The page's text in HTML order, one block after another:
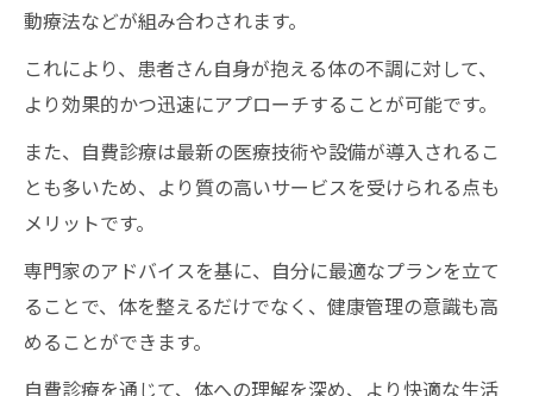
動療法などが組み合わされます。
これにより、患者さん自身が抱える体の不調に対して、
より効果的かつ迅速にアプローチすることが可能です。
また、自費診療は最新の医療技術や設備が導入されるこ
とも多いため、より質の高いサービスを受けられる点も
メリットです。
専門家のアドバイスを基に、自分に最適なプランを立て
ることで、体を整えるだけでなく、健康管理の意識も高
めることができます。
自費診療を通じて、体への理解を深め、より快適な生活